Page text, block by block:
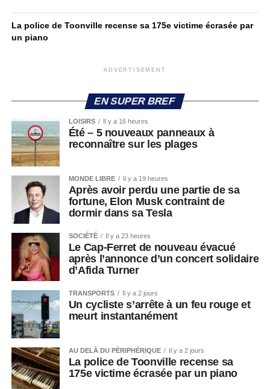
La police de Toonville recense sa 175e victime écrasée par
un piano
ADVERTISEMENT
EN SUPER BREF
LOISIRS Il y a 16 heures
Été – 5 nouveaux panneaux à
reconnaître sur les plages
MONDE LIBRE Il y a 19 heures
Après avoir perdu une partie de sa
fortune, Elon Musk contraint de
dormir dans sa Tesla
SOCIÉTÉ Il y a 23 heures
Le Cap-Ferret de nouveau évacué
après l’annonce d’un concert solidaire
d’Afida Turner
TRANSPORTS Il y a 2 jours
Un cycliste s’arrête à un feu rouge et
meurt instantanément
AU DELÀ DU PÉRIPHÉRIQUE Il y a 2 jours
La police de Toonville recense sa
175e victime écrasée par un piano